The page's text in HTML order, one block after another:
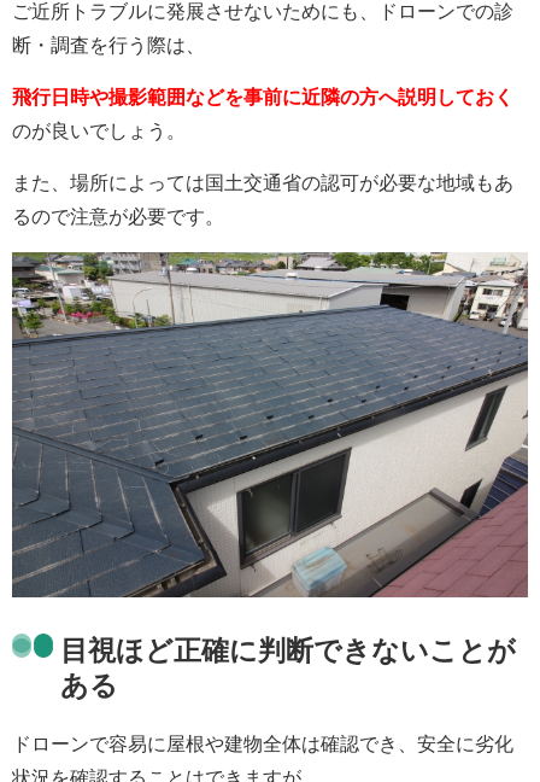
ご近所トラブルに発展させないためにも、ドローンでの診
断・調査を行う際は、
飛行日時や撮影範囲などを事前に近隣の方へ説明しておく
のが良いでしょう。
また、場所によっては国土交通省の認可が必要な地域もあ
るので注意が必要です。
目視ほど正確に判断できないことが
ある
ドローンで容易に屋根や建物全体は確認でき、安全に劣化
状況を確認することはできますが、